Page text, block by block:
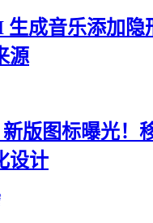
生成音乐添加隐
源
版图标曝光！
设计